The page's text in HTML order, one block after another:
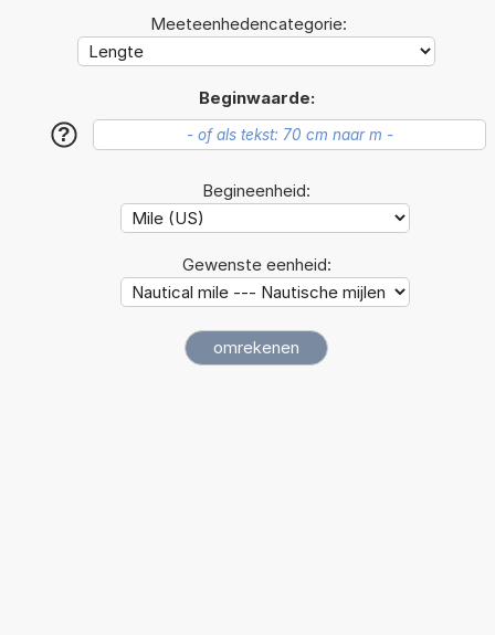
Meeteenhedencategorie:
Beginwaarde:
?
Begineenheid:
Gewenste eenheid: